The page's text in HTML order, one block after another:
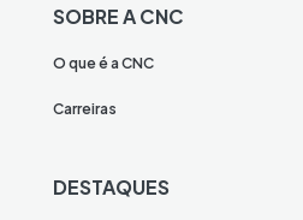
SOBRE A CNC
O que é a CNC
Carreiras
DESTAQUES